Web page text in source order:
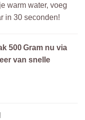
warm water, voeg
in 30 seconden!
500 Gram nu via
van snelle